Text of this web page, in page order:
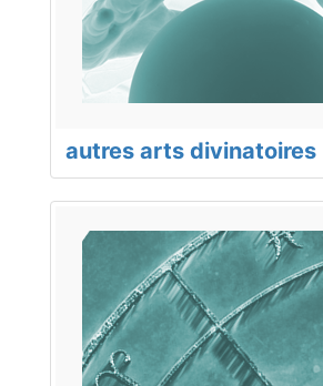
autres arts divinatoires